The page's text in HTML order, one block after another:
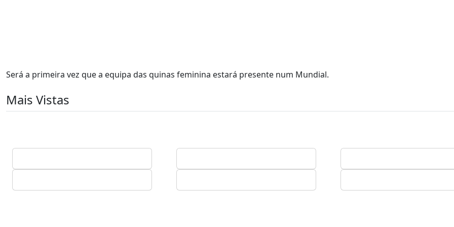
Será a primeira vez que a equipa das quinas feminina estará presente num Mundial.
Mais Vistas